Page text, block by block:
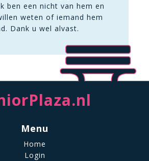
ben een nicht van hem en
weten of iemand hem
Dank u wel alvast.
Menu
Home
Login